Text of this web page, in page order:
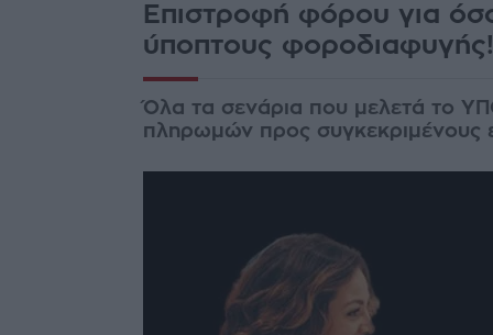
Επιστροφή φόρου για
ύποπτους φοροδιαφυγής!
Όλα τα σενάρια που μελετά το
πληρωμών προς συγκεκριμένους